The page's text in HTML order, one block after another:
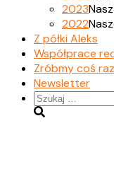
2023
2022
Z półki Aleks
Współprace
Zróbmy coś
Newsletter
Szukaj: